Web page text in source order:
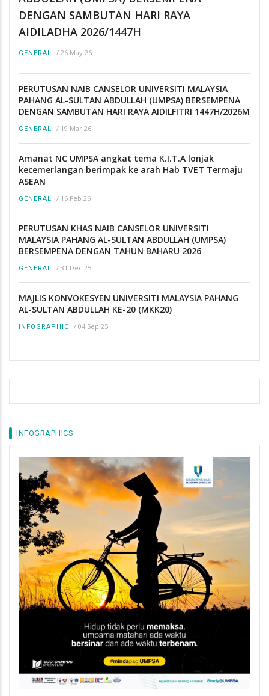
DENGAN SAMBUTAN HARI RAYA
AIDILADHA 2026/1447H
GENERAL / 26 May 26
PERUTUSAN NAIB CANSELOR UNIVERSITI MALAYSIA
PAHANG AL-SULTAN ABDULLAH (UMPSA) BERSEMPENA
DENGAN SAMBUTAN HARI RAYA AIDILFITRI 1447H/2026M
GENERAL / 19 Mar 26
Amanat NC UMPSA angkat tema K.I.T.A lonjak
kecemerlangan berimpak ke arah Hab TVET Termaju
ASEAN
GENERAL / 16 Feb 26
PERUTUSAN KHAS NAIB CANSELOR UNIVERSITI
MALAYSIA PAHANG AL-SULTAN ABDULLAH (UMPSA)
BERSEMPENA DENGAN TAHUN BAHARU 2026
GENERAL / 31 Dec 25
MAJLIS KONVOKESYEN UNIVERSITI MALAYSIA PAHANG
AL-SULTAN ABDULLAH KE-20 (MKK20)
INFOGRAPHIC / 04 Sep 25
INFOGRAPHICS